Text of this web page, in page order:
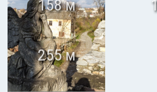
158 м
255 м